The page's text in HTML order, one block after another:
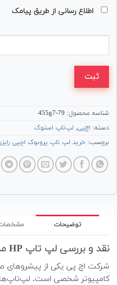
اطلاع رسانی از طریق پیامک
ثبت
شناسه محصول: 79-455g7
دسته: اچ‌پی, لپ‌تاپ استوک
برچسب: خرید لپ تاپ پروبوک اچپی رایزن
توضیحات
نقد و بررسی لپ تاپ HP مدل ProBook 455 G7
شرکت اچ پی یکی از پیشروهای